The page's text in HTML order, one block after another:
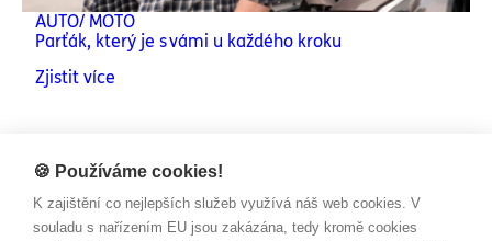
AUTO/ MOTO
Parťák, který je s vámi u každého kroku
Zjistit více
🍪 Používáme cookies!
K zajištění co nejlepších služeb využívá náš web cookies. V
souladu s nařízením EU jsou zakázána, tedy kromě cookies